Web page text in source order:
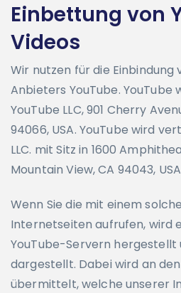
Einbettung von
Videos
Wir nutzen für die Einbindung
Anbieters YouTube.
YouTube LLC, 901 Cherry
94066, USA. YouTube wird
LLC. mit Sitz in 1600
Mountain View, CA 94043,
Wenn Sie die mit einem
Internetseiten aufrufen, wird
YouTube-Servern hergestellt
dargestellt. Dabei wird an
übermittelt, welche unserer